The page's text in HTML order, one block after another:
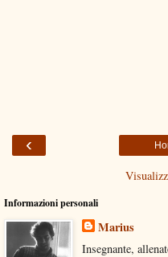
‹
Informazioni personali
Marius
Insegnante,